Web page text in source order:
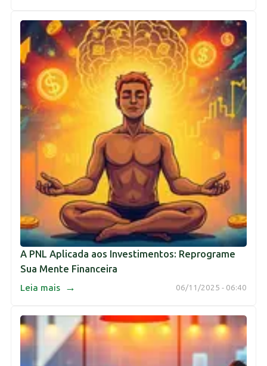
A PNL Aplicada aos Investimentos: Reprograme
Sua Mente Financeira
06/11/2025 - 06:40
Leia mais →